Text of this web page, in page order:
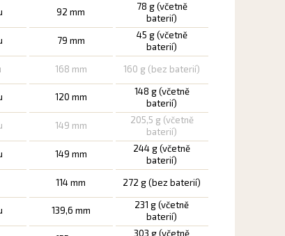
92 mm
78 g (včetně
baterií)
79 mm
45 g (včetně
baterií)
168 mm 160 g (bez baterií)
120 mm
148 g (včetně
baterií)
149 mm
205,5 g (včetně
baterií)
149 mm
244 g (včetně
baterií)
114 mm 272 g (bez baterií)
139,6 mm
231 g (včetně
baterií)
303 g (včetně